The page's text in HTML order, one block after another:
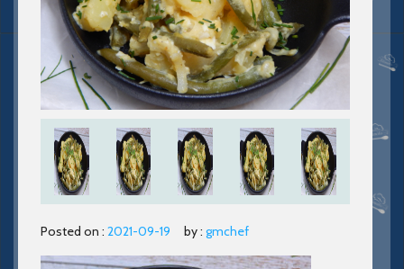
Posted on : 2021-09-19 by : gmchef